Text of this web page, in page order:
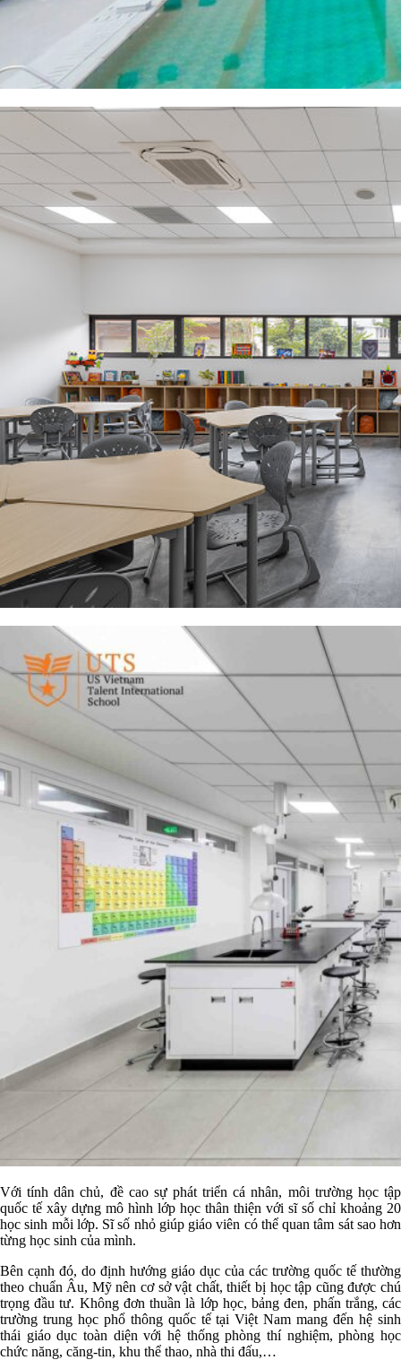
Với tính dân chủ, đề cao sự phát triển cá nhân, môi trường học tập
quốc tế xây dựng mô hình lớp học thân thiện với sĩ số chỉ khoảng 20
học sinh mỗi lớp. Sĩ số nhỏ giúp giáo viên có thể quan tâm sát sao hơn
từng học sinh của mình.
Bên cạnh đó, do định hướng giáo dục của các trường quốc tế thường
theo chuẩn Âu, Mỹ nên cơ sở vật chất, thiết bị học tập cũng được chú
trọng đầu tư. Không đơn thuần là lớp học, bảng đen, phấn trắng, các
trường trung học phổ thông quốc tế tại Việt Nam mang đến hệ sinh
thái giáo dục toàn diện với hệ thống phòng thí nghiệm, phòng học
chức năng, căng-tin, khu thể thao, nhà thi đấu,…